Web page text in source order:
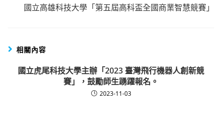
國立高雄科技大學「第五屆高科盃全國商業智慧競賽」
相關內容
國立虎尾科技大學主辦「2023 臺灣飛行機器人創新競
賽」，鼓勵師生踴躍報名。
2023-11-03